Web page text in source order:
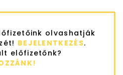
olvashatják
BEJELENTKEZÉS.
előfizetőnk?